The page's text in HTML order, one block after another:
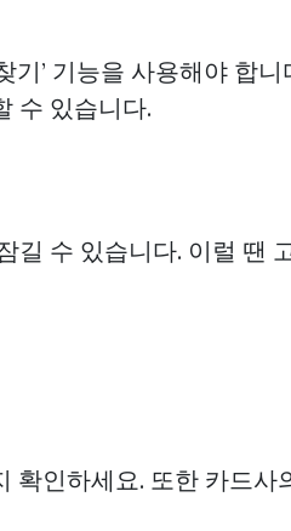
기’ 기능을 사용해야 합니
수 있습니다.
길 수 있습니다. 이럴 땐
확인하세요. 또한 카드사